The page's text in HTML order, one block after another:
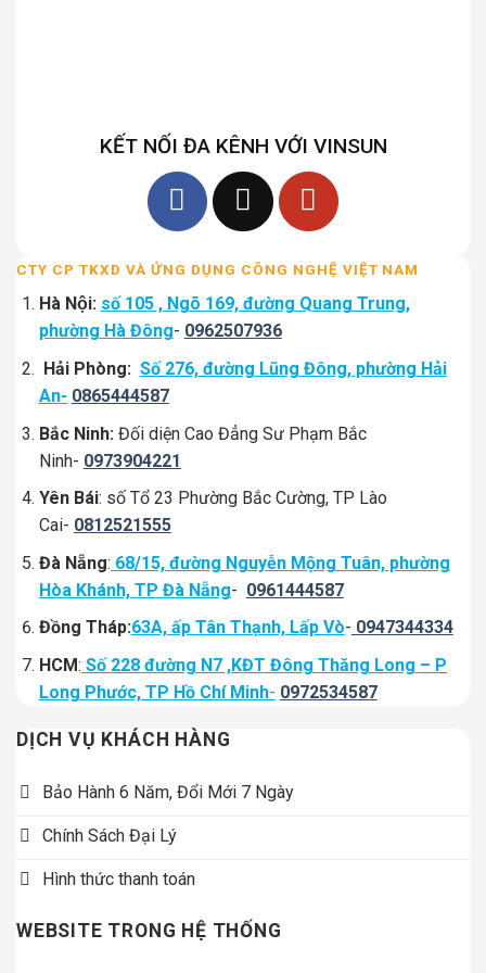
KẾT NỐI ĐA KÊNH VỚI VINSUN
CTY CP TKXD VÀ ỨNG DỤNG CÔNG NGHỆ VIỆT NAM
Hà Nội: số 105 , Ngõ 169, đường Quang Trung,
phường Hà Đông- 0962507936
Hải Phòng: Số 276, đường Lũng Đông, phường Hải
An- 0865444587
Bắc Ninh: Đối diện Cao Đẳng Sư Phạm Bắc
Ninh- 0973904221
Yên Bái: số Tổ 23 Phường Bắc Cường, TP Lào
Cai- 0812521555
Đà Nẵng: 68/15, đường Nguyễn Mộng Tuân, phường
Hòa Khánh, TP Đà Nẵng- 0961444587
Đồng Tháp:63A, ấp Tân Thạnh, Lấp Vò- 0947344334
HCM: Số 228 đường N7 ,KĐT Đông Thăng Long – P
Long Phước, TP Hồ Chí Minh- 0972534587
DỊCH VỤ KHÁCH HÀNG
Bảo Hành 6 Năm, Đổi Mới 7 Ngày
Chính Sách Đại Lý
Hình thức thanh toán
WEBSITE TRONG HỆ THỐNG